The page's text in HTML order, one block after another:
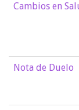
Cambios en
Nota de Duelo